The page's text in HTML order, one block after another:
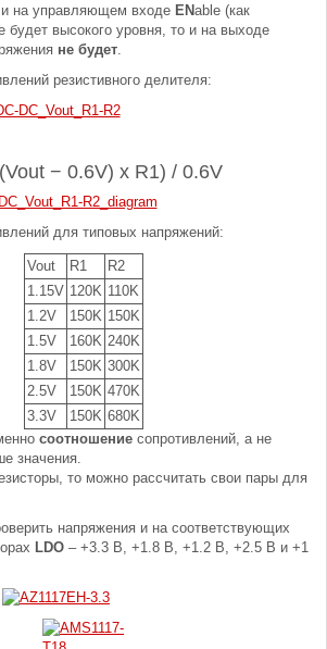
на управляющем входе ENable (как
будет высокого уровня, то и на выходе
не будет
резистивного делителя:
− 0.6V) x R1) / 0.6V
для типовых напряжений:
Vout R1
R2
1.15V 120K 110K
1.2V
150K 150K
1.5V
160K 240K
1.8V
150K 300K
2.5V
150K 470K
3.3V
150K 680K
соотношение сопротивлений, а не
значения.
то можно рассчитать свои пары для
напряжения и на соответствующих
LDO – +3.3 В, +1.8 В, +1.2 В, +2.5 В и +1